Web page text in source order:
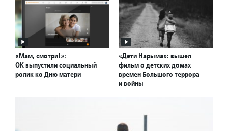
«Мам, смотри!»:
ОК выпустили социальный
ролик ко Дню матери
«Дети Нарыма»: вышел
фильм о детских домах
времен Большого террора
и войны